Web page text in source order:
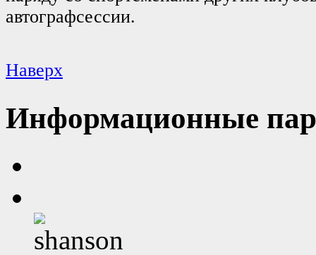
автографсессии.
Наверх
Информационные